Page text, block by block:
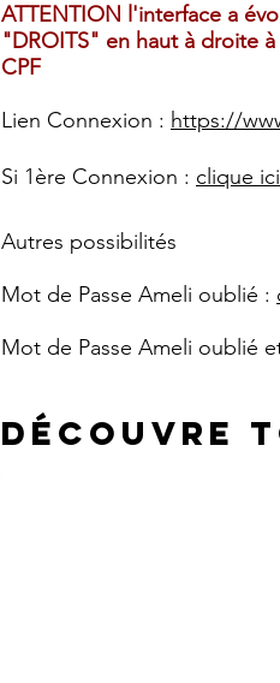
ATTENTION l'interface a
"DROITS" en haut à droite
CPF
Lien Connexion : https://
Si 1ère Connexion : clique ici
Autres possibilités
Mot de Passe Ameli oublié :
Mot de Passe Ameli oublié
Découvre